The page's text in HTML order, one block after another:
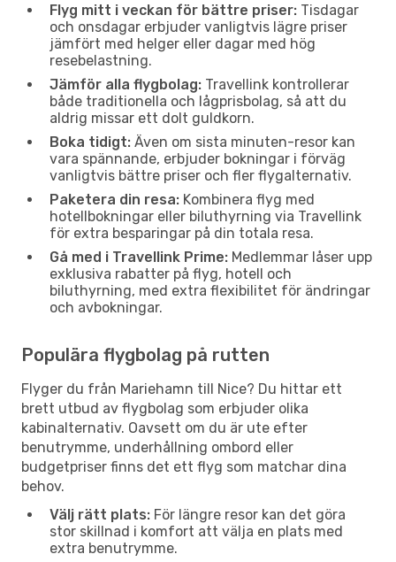
Flyg mitt i veckan för bättre priser: Tisdagar
och onsdagar erbjuder vanligtvis lägre priser
jämfört med helger eller dagar med hög
resebelastning.
Jämför alla flygbolag: Travellink kontrollerar
både traditionella och lågprisbolag, så att du
aldrig missar ett dolt guldkorn.
Boka tidigt: Även om sista minuten-resor kan
vara spännande, erbjuder bokningar i förväg
vanligtvis bättre priser och fler flygalternativ.
Paketera din resa: Kombinera flyg med
hotellbokningar eller biluthyrning via Travellink
för extra besparingar på din totala resa.
Gå med i Travellink Prime: Medlemmar låser upp
exklusiva rabatter på flyg, hotell och
biluthyrning, med extra flexibilitet för ändringar
och avbokningar.
Populära flygbolag på rutten
Flyger du från Mariehamn till Nice? Du hittar ett
brett utbud av flygbolag som erbjuder olika
kabinalternativ. Oavsett om du är ute efter
benutrymme, underhållning ombord eller
budgetpriser finns det ett flyg som matchar dina
behov.
Välj rätt plats: För längre resor kan det göra
stor skillnad i komfort att välja en plats med
extra benutrymme.